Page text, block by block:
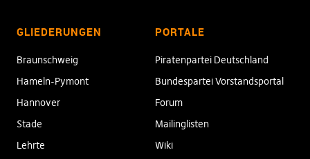
GLIEDERUNGEN
Braunschweig
Hameln-Pymont
Hannover
Stade
Lehrte
PORTALE
Piratenpartei Deutschland
Bundespartei Vorstandsportal
Forum
Mailinglisten
Wiki